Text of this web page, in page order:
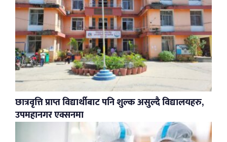
छात्रवृत्ति प्राप्त विद्यार्थीबाट पनि शुल्क असुल्दै विद्यालयहरु,
उपमहानगर एक्सनमा